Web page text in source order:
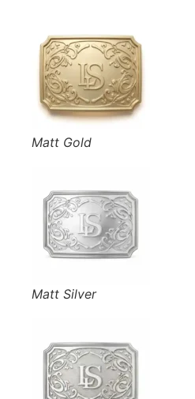
Matt Gold
Matt Silver